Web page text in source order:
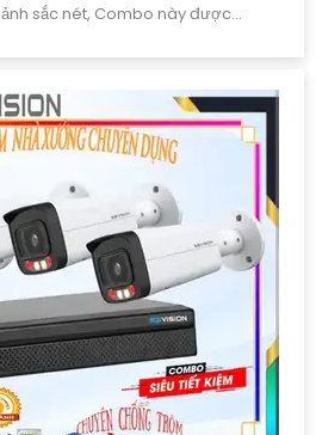
sắc nét, Combo này được...